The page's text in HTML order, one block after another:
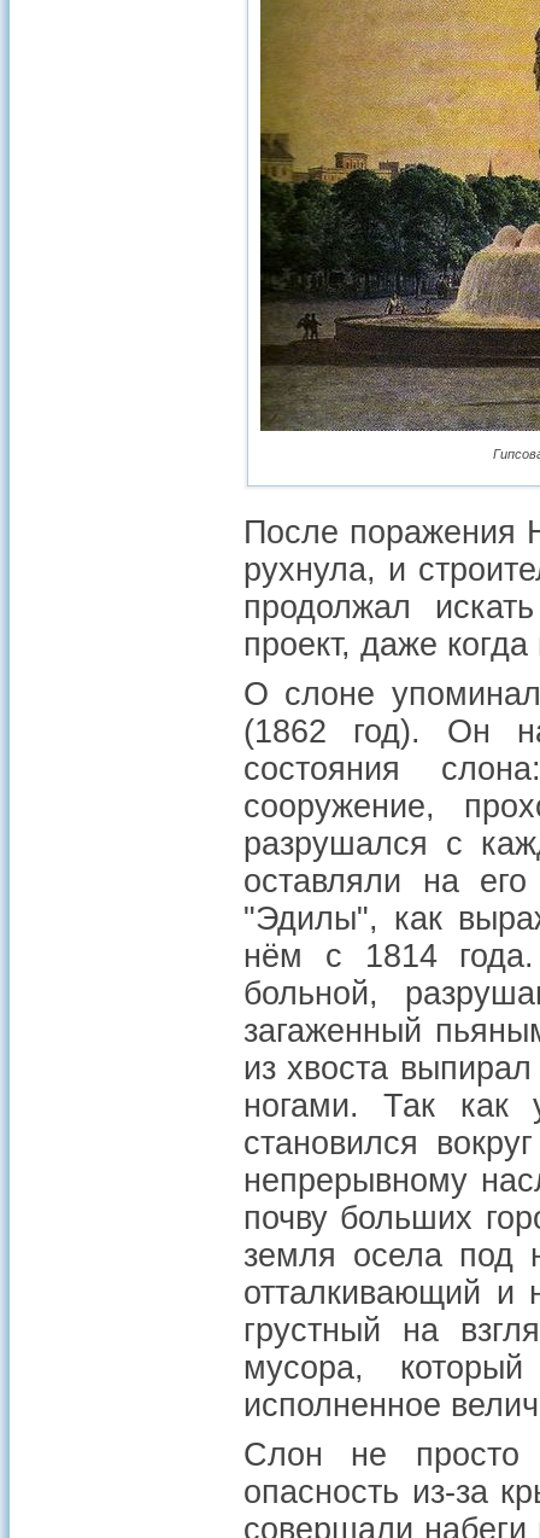
После поражения
рухнула, и
продолжал
проект, даже
О слоне
(1862 год). Он
состояния
сооружение,
разрушался с
оставляли на
"Эдилы", как
нём с 1814
больной,
загаженный
из хвоста
ногами. Так как
становился
непрерывному
почву больших
земля осела под
отталкивающий и
грустный на
мусора,
исполненное
Слон не просто
опасность из-за
совершали